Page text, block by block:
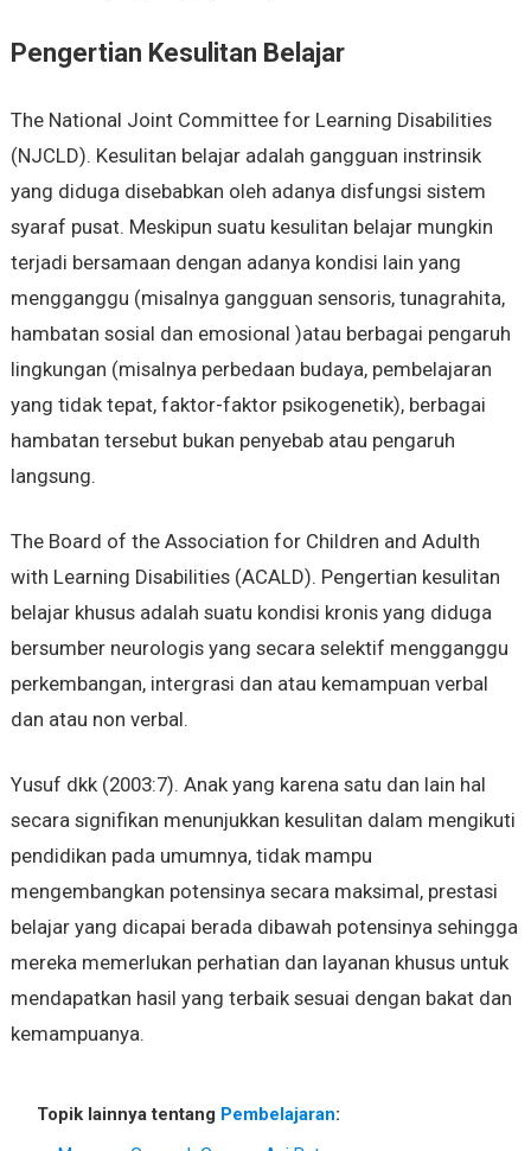
Pengertian Kesulitan Belajar
The National Joint Committee for Learning Disabilities
(NJCLD). Kesulitan belajar adalah gangguan instrinsik
yang diduga disebabkan oleh adanya disfungsi sistem
syaraf pusat. Meskipun suatu kesulitan belajar mungkin
terjadi bersamaan dengan adanya kondisi lain yang
mengganggu (misalnya gangguan sensoris, tunagrahita,
hambatan sosial dan emosional )atau berbagai pengaruh
lingkungan (misalnya perbedaan budaya, pembelajaran
yang tidak tepat, faktor-faktor psikogenetik), berbagai
hambatan tersebut bukan penyebab atau pengaruh
langsung.
The Board of the Association for Children and Adulth
with Learning Disabilities (ACALD). Pengertian kesulitan
belajar khusus adalah suatu kondisi kronis yang diduga
bersumber neurologis yang secara selektif mengganggu
perkembangan, intergrasi dan atau kemampuan verbal
dan atau non verbal.
Yusuf dkk (2003:7). Anak yang karena satu dan lain hal
secara signifikan menunjukkan kesulitan dalam mengikuti
pendidikan pada umumnya, tidak mampu
mengembangkan potensinya secara maksimal, prestasi
belajar yang dicapai berada dibawah potensinya sehingga
mereka memerlukan perhatian dan layanan khusus untuk
mendapatkan hasil yang terbaik sesuai dengan bakat dan
kemampuanya.
Topik lainnya tentang Pembelajaran: